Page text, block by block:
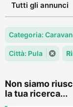
Tutti gli annunci
Categoria:
Città: Pula
Non siamo
la tua ricerca...